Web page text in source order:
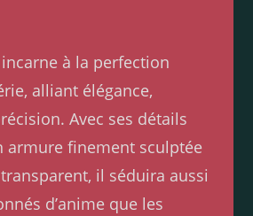
incarne à la perfection
alliant élégance,
Avec ses détails
armure finement sculptée
il séduira aussi
d’anime que les